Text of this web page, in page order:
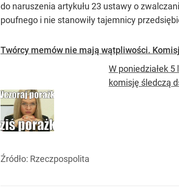
do naruszenia artykułu 23 ustawy o
poufnego i nie stanowiły tajemnicy
Twórcy memów nie mają wątpliwości.
W poniedziałek
komisję śledczą
Źródło: Rzeczpospolita